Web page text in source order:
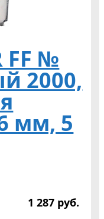
FF №
2000,
мм, 5
1 287 руб.